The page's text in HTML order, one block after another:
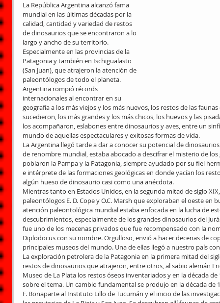
La República Argentina alcanzó fama
mundial en las últimas décadas por la
calidad, cantidad y variedad de restos
de dinosaurios que se encontraron a lo
largo y ancho de su territorio.
Especialmente en las provincias de la
Patagonia y también en Ischigualasto
(San Juan), que atrajeron la atención de
paleontólogos de todo el planeta.
Argentina rompió récords
internacionales al encontrar en su
geografía a los más viejos y los más nuevos, los restos de las
sucedieron, los más grandes y los más chicos, los huevos y las
los acompañaron, eslabones entre dinosaurios y aves, entre un
mundo de aquellas espectaculares y exitosas formas de vida.
La Argentina llegó tarde a dar a conocer su potencial de
de renombre mundial, estaba abocado a descifrar el misterio de
poblaron la Pampa y la Patagonia, siempre ayudado por su fiel
e intérprete de las formaciones geológicas en donde yacían los
algún hueso de dinosaurio casi como una anécdota.
Mientras tanto en Estados Unidos, en la segunda mitad de siglo
paleontólogos E. D. Cope y O.C. Marsh que exploraban el oeste en
atención paleontológica mundial estaba enfocada en la lucha de
descubrimientos, especialmente de los grandes dinosaurios del
fue uno de los mecenas privados que fue recompensado con la
Diplodocus con su nombre. Orgulloso, envió a hacer decenas de
principales museos del mundo. Una de ellas llegó a nuestro país
La exploración petrolera de la Patagonia en la primera mitad del
restos de dinosaurios que atrajeron, entre otros, al sabio alemán
Museo de La Plata los restos óseos inventariados y en la década
sobre el tema. Un cambio fundamental se produjo en la década de
F. Bonaparte al Instituto Lillo de Tucumán y el inicio de las